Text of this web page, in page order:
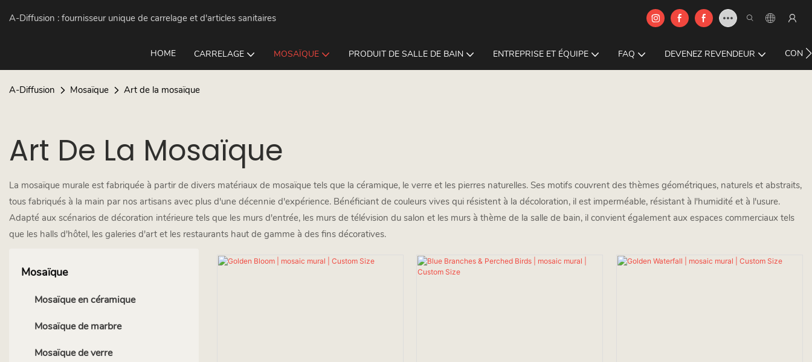
A-Diffusion : fournisseur unique de carrelage et d'articles sanitaires
HOME CARRELAGE MOSAÏQUE PRODUIT DE SALLE DE BAIN ENTREPRISE ET ÉQUIPE FAQ DEVENEZ REVENDEUR
A-Diffusion Mosaïque Art de la mosaïque
Art De La Mosaïque
La mosaïque murale est fabriquée à partir de divers matériaux de mosaïque tels que la céramique, le verre et les pierres naturelles. Ses motifs couvrent des thèmes géométriques, naturels et abstraits,
tous fabriqués à la main par nos artisans avec plus d'une décennie d'expérience. Bénéficiant de couleurs vives qui résistent à la décoloration, il est imperméable, résistant à l'humidité et à l'usure.
Adapté aux scénarios de décoration intérieure tels que les murs d'entrée, les murs de télévision du salon et les murs à thème de la salle de bain, il convient également aux espaces commerciaux tels
que les halls d'hôtel, les galeries d'art et les restaurants haut de gamme à des fins décoratives.
Mosaïque
Mosaïque en céramique
Mosaïque de marbre
Mosaïque de verre